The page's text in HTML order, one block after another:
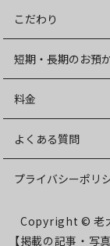
こだわり
短期・長期のお預
料金
よくある質問
プライバシーポリ
Copyright © 老
【掲載の記事・写